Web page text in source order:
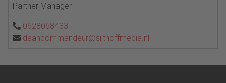
Partner Manager
0628068433
daancommandeur@sijthoffmedia.nl